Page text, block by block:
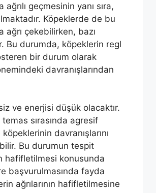
geçmesinin yanı sıra,
Köpeklerde de bu
ağrı çekebilirken, bazı
Bu durumda, köpeklerin regl
bir durum olarak
davranışlarından
ve enerjisi düşük olacaktır.
sırasında agresif
davranışlarını
Bu durumun tespit
hafifletilmesi konusunda
başvurulmasında fayda
ağrılarının hafifletilmesine